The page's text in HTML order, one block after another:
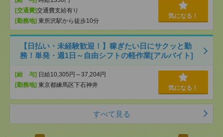
[交通費]交通費支給有り
[勤務地] 東所沢駅から徒歩10分
気になる！
【日払い・未経験歓迎！】稼ぎたい日にサクッと勤
務！単発・週1日～自由シフトの軽作業[アルバイト]
[給 与] 日給10,305円～37,204円
[勤務地] 東京都練馬区下石神井 気になる！
すべて見る